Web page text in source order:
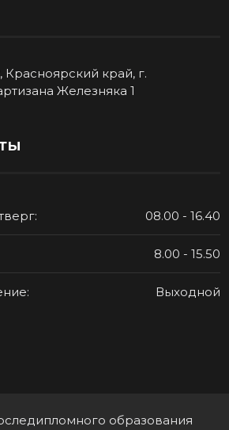
Красноярский край, г.
Железняка 1
08.00 - 16.40
8.00 - 15.50
Выходной
образования